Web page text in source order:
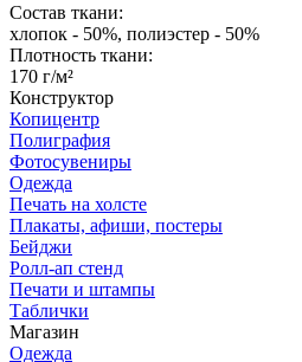
Состав ткани:
хлопок - 50%, полиэстер - 50%
Плотность ткани:
170 г/м²
Конструктор
Копицентр
Полиграфия
Фотосувениры
Одежда
Печать на холсте
Плакаты, афиши, постеры
Бейджи
Ролл-ап стенд
Печати и штампы
Таблички
Магазин
Одежда